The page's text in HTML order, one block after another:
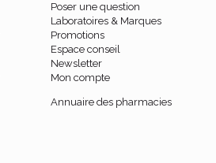
Poser une question
Laboratoires & Marques
Promotions
Espace conseil
Newsletter
Mon compte
Annuaire des pharmacies